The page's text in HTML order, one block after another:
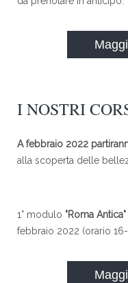
I NOSTRI
A febbraio 2022
alla scoperta delle
1° modulo "Roma Antica"
febbraio 2022 (orario 16-